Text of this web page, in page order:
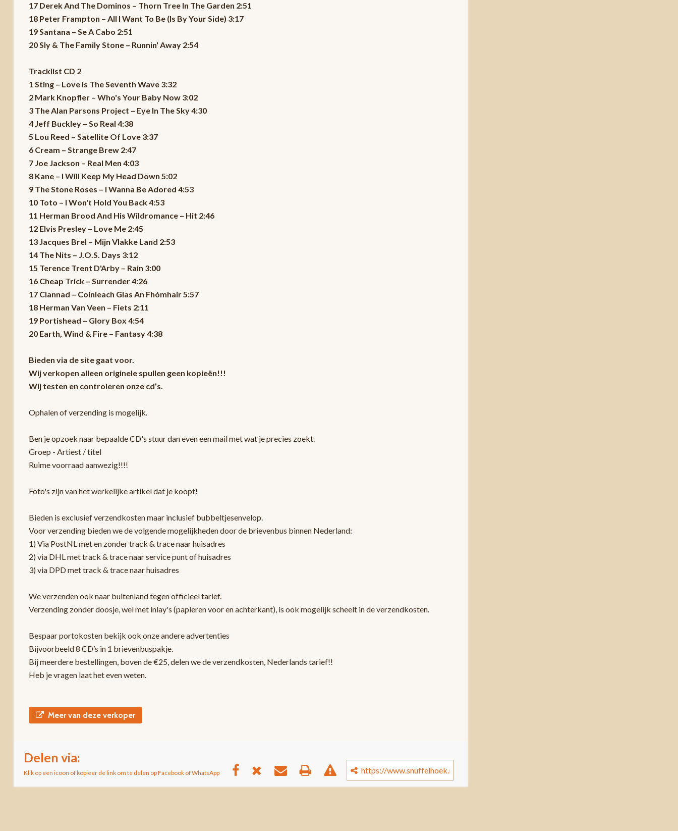
17 Derek And The Dominos – Thorn Tree In The Garden 2:51
18 Peter Frampton – All I Want To Be (Is By Your Side) 3:17
19 Santana – Se A Cabo 2:51
20 Sly & The Family Stone – Runnin' Away 2:54
Tracklist CD 2
1 Sting – Love Is The Seventh Wave 3:32
2 Mark Knopfler – Who's Your Baby Now 3:02
3 The Alan Parsons Project – Eye In The Sky 4:30
4 Jeff Buckley – So Real 4:38
5 Lou Reed – Satellite Of Love 3:37
6 Cream – Strange Brew 2:47
7 Joe Jackson – Real Men 4:03
8 Kane – I Will Keep My Head Down 5:02
9 The Stone Roses – I Wanna Be Adored 4:53
10 Toto – I Won't Hold You Back 4:53
11 Herman Brood And His Wildromance – Hit 2:46
12 Elvis Presley – Love Me 2:45
13 Jacques Brel – Mijn Vlakke Land 2:53
14 The Nits – J.O.S. Days 3:12
15 Terence Trent D'Arby – Rain 3:00
16 Cheap Trick – Surrender 4:26
17 Clannad – Coinleach Glas An Fhómhair 5:57
18 Herman Van Veen – Fiets 2:11
19 Portishead – Glory Box 4:54
20 Earth, Wind & Fire – Fantasy 4:38
Bieden via de site gaat voor.
Wij verkopen alleen originele spullen geen kopieën!!!
Wij testen en controleren onze cd’s.
Ophalen of verzending is mogelijk.
Ben je opzoek naar bepaalde CD's stuur dan even een mail met wat je precies zoekt.
Groep - Artiest / titel
Ruime voorraad aanwezig!!!!
Foto's zijn van het werkelijke artikel dat je koopt!
Bieden is exclusief verzendkosten maar inclusief bubbeltjesenvelop.
Voor verzending bieden we de volgende mogelijkheden door de brievenbus binnen Nederland:
1) Via PostNL met en zonder track & trace naar huisadres
2) via DHL met track & trace naar service punt of huisadres
3) via DPD met track & trace naar huisadres
We verzenden ook naar buitenland tegen officieel tarief.
Verzending zonder doosje, wel met inlay's (papieren voor en achterkant), is ook mogelijk scheelt in de verzendkosten.
Bespaar portokosten bekijk ook onze andere advertenties
Bijvoorbeeld 8 CD’s in 1 brievenbuspakje.
Bij meerdere bestellingen, boven de €25, delen we de verzendkosten, Nederlands tarief!!
Heb je vragen laat het even weten.
Meer van deze verkoper
Delen via:
Klik op een icoon of kopieer de link om te delen op Facebook of WhatsApp